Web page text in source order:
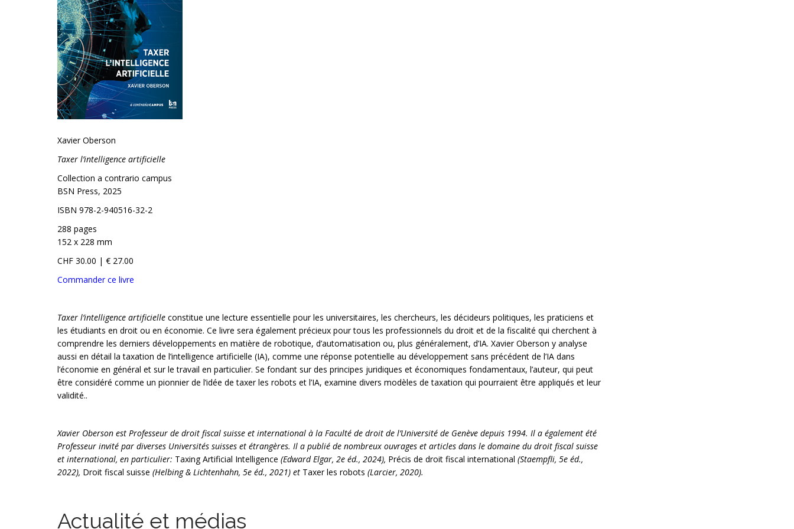
Xavier Oberson
Taxer l’intelligence artificielle
Collection a contrario campus
BSN Press, 2025
ISBN 978-2-940516-32-2
288 pages
152 x 228 mm
CHF 30.00 | € 27.00
Commander ce livre
Taxer l’intelligence artificielleconstitue une lecture essentielle pour les universitaires, les chercheurs, les décideurs politiques, les praticiens et
les étudiants en droit ou en économie. Ce livre sera également précieux pour tous les professionnels du droit et de la fiscalité qui cherchent à
comprendre les derniers développements en matière de robotique, d’automatisation ou, plus généralement, d’IA. Xavier Oberson y analyse
aussi en détail la taxation de l’intelligence artificielle (IA), comme une réponse potentielle au développement sans précédent de l’IA dans
l’économie en général et sur le travail en particulier. Se fondant sur des principes juridiques et économiques fondamentaux, l’auteur, qui peut
être considéré comme un pionnier de l’idée de taxer les robots et l’IA, examine divers modèles de taxation qui pourraient être appliqués et leur
validité..
Xavier Oberson est Professeur de droit fiscal suisse et international à la Faculté de droit de l’Université de Genève depuis 1994. Il a également été
Professeur invité par diverses Universités suisses et étrangères. Il a publié de nombreux ouvrages et articles dans le domaine du droit fiscal suisse
et international, en particulier: Taxing Artificial Intelligence (Edward Elgar, 2e éd., 2024), Précis de droit fiscal international (Staempfli, 5e éd.,
2022), Droit fiscal suisse (Helbing & Lichtenhahn, 5e éd., 2021) et Taxer les robots (Larcier, 2020).
Actualité et médias